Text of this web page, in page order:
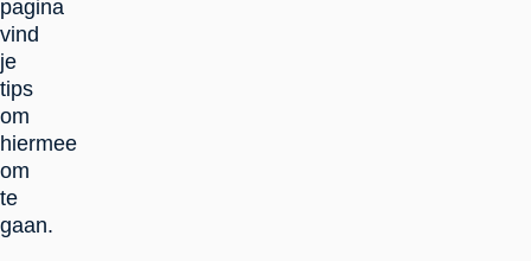
pagina
vind
je
tips
om
hiermee
om
te
gaan.